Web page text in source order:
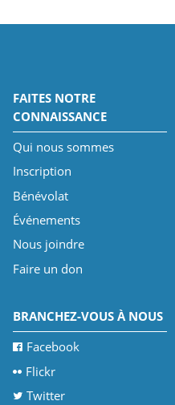
FAITES NOTRE
CONNAISSANCE
Qui nous sommes
Inscription
Bénévolat
Événements
Nous joindre
Faire un don
BRANCHEZ-VOUS À NOUS
Facebook
Flickr
Twitter